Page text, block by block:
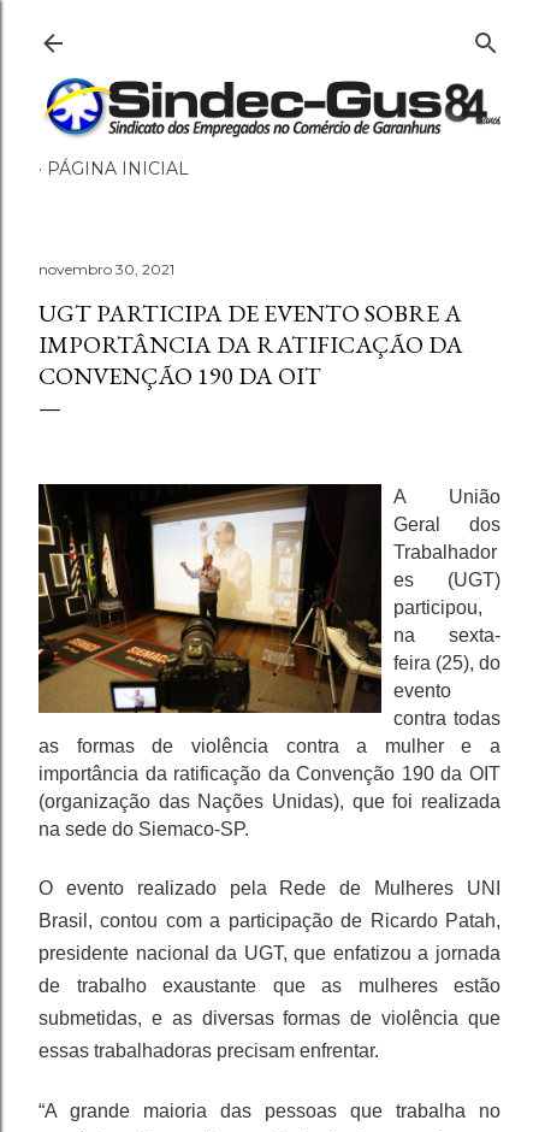
PÁGINA INICIAL
novembro 30, 2021
UGT PARTICIPA DE EVENTO SOBRE A
IMPORTÂNCIA DA RATIFICAÇÃO DA
CONVENÇÃO 190 DA OIT
A União
Geral dos
Trabalhador
es (UGT)
participou,
na sexta-
feira (25), do
evento
contra todas
as formas de violência contra a mulher e a
importância da ratificação da Convenção 190 da OIT
(organização das Nações Unidas), que foi realizada
na sede do Siemaco-SP.
O evento realizado pela Rede de Mulheres UNI
Brasil, contou com a participação de Ricardo Patah,
presidente nacional da UGT, que enfatizou a jornada
de trabalho exaustante que as mulheres estão
submetidas, e as diversas formas de violência que
essas trabalhadoras precisam enfrentar.
“A grande maioria das pessoas que trabalha no